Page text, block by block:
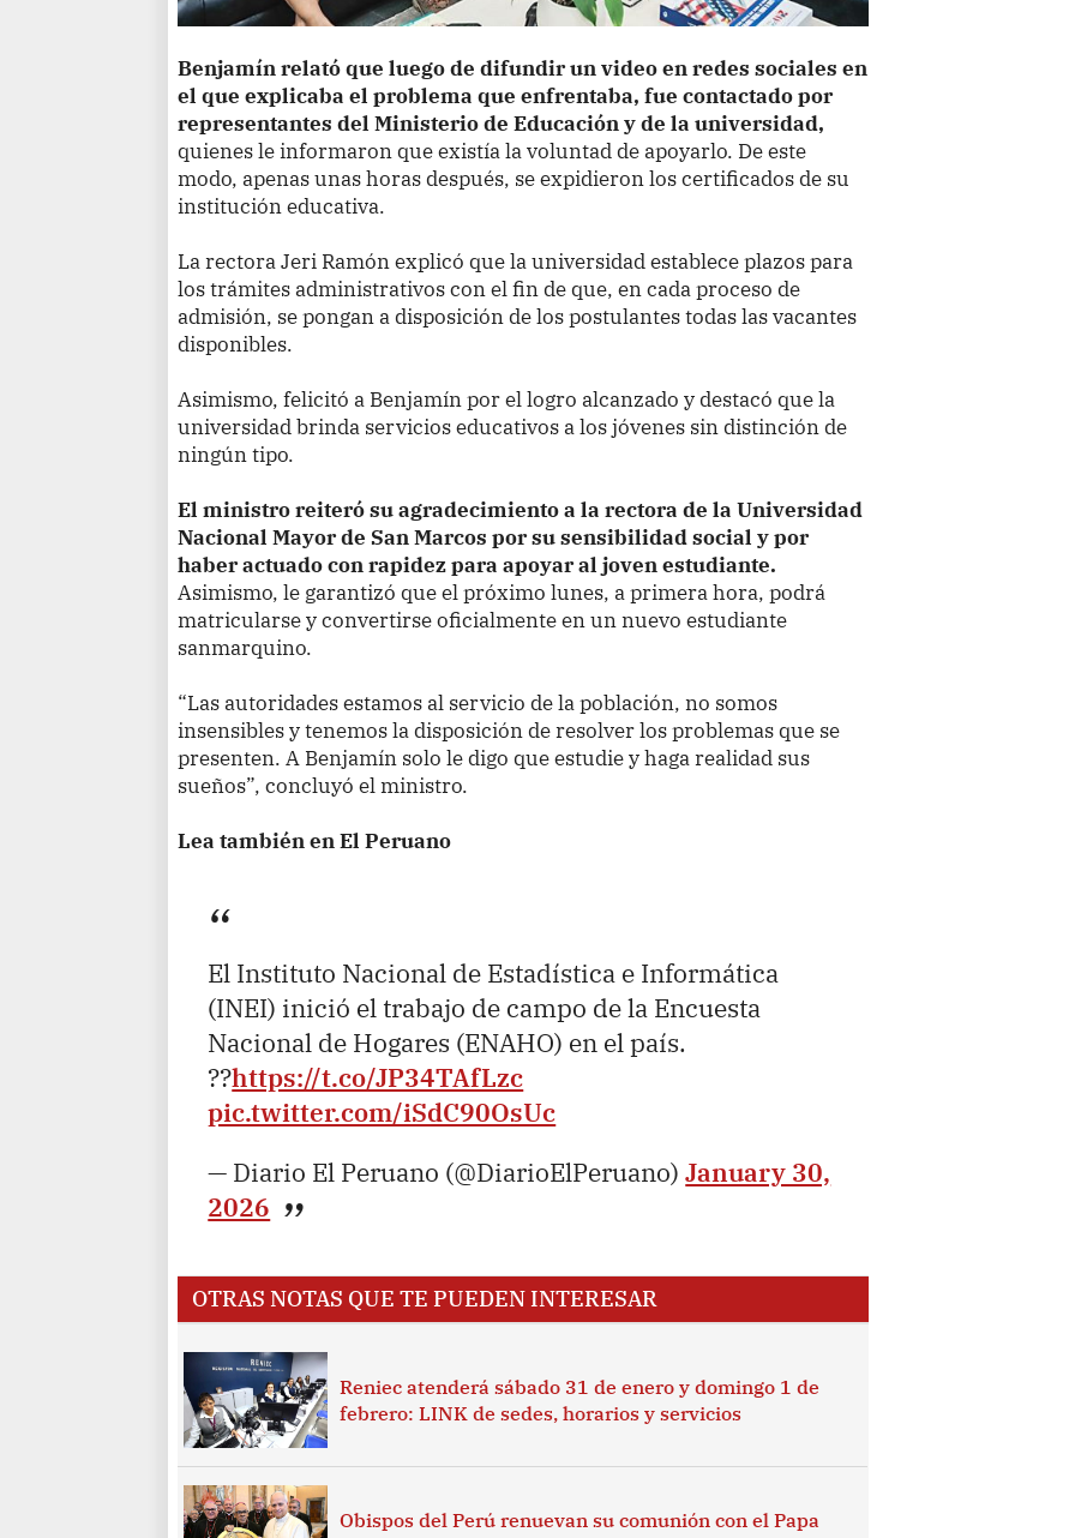
Benjamín relató que luego de difundir un video en redes sociales en
el que explicaba el problema que enfrentaba, fue contactado por
representantes del Ministerio de Educación y de la universidad,
quienes le informaron que existía la voluntad de apoyarlo. De este
modo, apenas unas horas después, se expidieron los certificados de su
institución educativa.
La rectora Jeri Ramón explicó que la universidad establece plazos para
los trámites administrativos con el fin de que, en cada proceso de
admisión, se pongan a disposición de los postulantes todas las vacantes
disponibles.
Asimismo, felicitó a Benjamín por el logro alcanzado y destacó que la
universidad brinda servicios educativos a los jóvenes sin distinción de
ningún tipo.
El ministro reiteró su agradecimiento a la rectora de la Universidad
Nacional Mayor de San Marcos por su sensibilidad social y por
haber actuado con rapidez para apoyar al joven estudiante.
Asimismo, le garantizó que el próximo lunes, a primera hora, podrá
matricularse y convertirse oficialmente en un nuevo estudiante
sanmarquino.
“Las autoridades estamos al servicio de la población, no somos
insensibles y tenemos la disposición de resolver los problemas que se
presenten. A Benjamín solo le digo que estudie y haga realidad sus
sueños”, concluyó el ministro.
Lea también en El Peruano
El Instituto Nacional de Estadística e Informática
(INEI) inició el trabajo de campo de la Encuesta
Nacional de Hogares (ENAHO) en el país.
??https://t.co/JP34TAfLzc
pic.twitter.com/iSdC90OsUc
— Diario El Peruano (@DiarioElPeruano)January 30,
2026
OTRAS NOTAS QUE TE PUEDEN INTERESAR
Reniec atenderá sábado 31 de enero y domingo 1 de
febrero: LINK de sedes, horarios y servicios
Obispos del Perú renuevan su comunión con el Papa